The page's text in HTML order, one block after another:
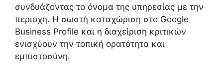
συνδυάζοντας το όνομα της υπηρεσίας με την
περιοχή. Η σωστή καταχώριση στο Google
Business Profile και η διαχείριση κριτικών
ενισχύουν την τοπική ορατότητα και
εμπιστοσύνη.